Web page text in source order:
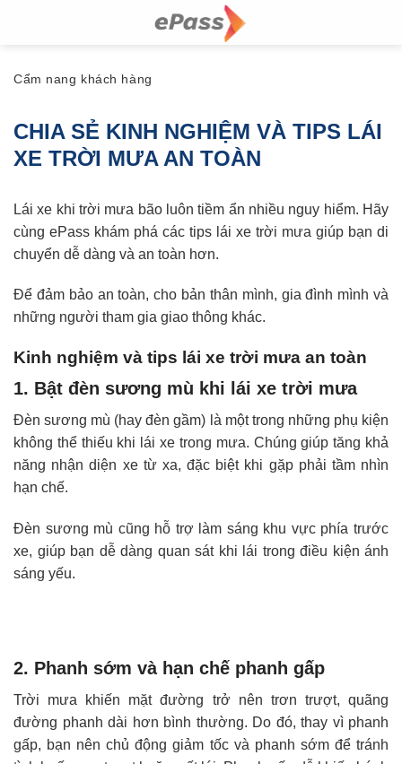
Cẩm nang khách hàng
CHIA SẺ KINH NGHIỆM VÀ TIPS LÁI
XE TRỜI MƯA AN TOÀN
Lái xe khi trời mưa bão luôn tiềm ẩn nhiều nguy hiểm. Hãy
cùng ePass khám phá các tips lái xe trời mưa giúp bạn di
chuyển dễ dàng và an toàn hơn.
Để đảm bảo an toàn, cho bản thân mình, gia đình mình và
những người tham gia giao thông khác.
Kinh nghiệm và tips lái xe trời mưa an toàn
1. Bật đèn sương mù khi lái xe trời mưa
Đèn sương mù (hay đèn gầm) là một trong những phụ kiện
không thể thiếu khi lái xe trong mưa. Chúng giúp tăng khả
năng nhận diện xe từ xa, đặc biệt khi gặp phải tầm nhìn
hạn chế.
Đèn sương mù cũng hỗ trợ làm sáng khu vực phía trước
xe, giúp bạn dễ dàng quan sát khi lái trong điều kiện ánh
sáng yếu.
2. Phanh sớm và hạn chế phanh gấp
Trời mưa khiến mặt đường trở nên trơn trượt, quãng
đường phanh dài hơn bình thường. Do đó, thay vì phanh
gấp, bạn nên chủ động giảm tốc và phanh sớm để tránh